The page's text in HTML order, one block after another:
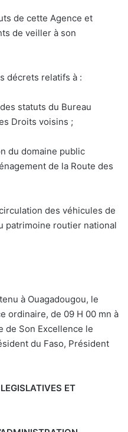
de cette Agence et
de veiller à son
décrets relatifs à :
statuts du Bureau
Droits voisins ;
du domaine public
de la Route des
des véhicules de
patrimoine routier national
à Ouagadougou, le
ordinaire, de 09 H 00 mn à
de Son Excellence le
du Faso, Président
ET